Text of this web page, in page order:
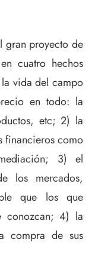
gran proyecto de
cuatro hechos
vida del campo
en todo: la
etc; 2) la
financieros como
3) el
los mercados,
que los que
conozcan; 4) la
compra de sus